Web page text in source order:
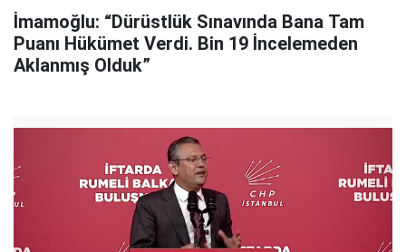
İmamoğlu: “Dürüstlük Sınavında Bana Tam
Puanı Hükümet Verdi. Bin 19 İncelemeden
Aklanmış Olduk”